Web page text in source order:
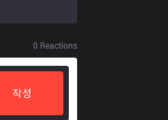
0 Reactions
작성